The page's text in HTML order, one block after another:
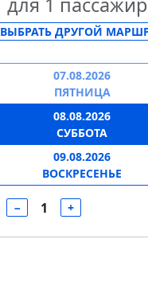
ВЫБРАТЬ ДРУГОЙ
07.08.2026
ПЯТНИЦА
08.08.2026
СУББОТА
09.08.2026
ВОСКРЕСЕНЬЕ
− 1 +